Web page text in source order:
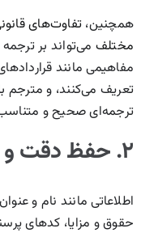
همچنین، تفاوت‌های
مختلف می‌تواند بر
مفاهیمی مانند
تعریف می‌کنند، و مترجم
ترجمه‌ای صحیح و
۲. حفظ دقت و یکپارچگی در ترجمه
اطلاعاتی مانند نام و
حقوق و مزایا، کدهای